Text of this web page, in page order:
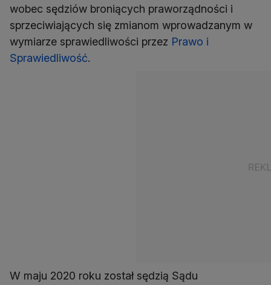
wobec sędziów broniących praworządności i
sprzeciwiających się zmianom wprowadzanym w
wymiarze sprawiedliwości przez Prawo i
Sprawiedliwość.
W maju 2020 roku został sędzią Sądu